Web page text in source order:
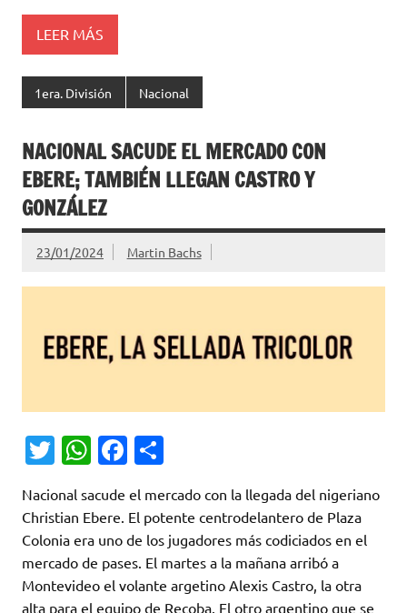
LEER MÁS
1era. División Nacional
NACIONAL SACUDE EL MERCADO CON
EBERE; TAMBIÉN LLEGAN CASTRO Y
GONZÁLEZ
23/01/2024 Martin Bachs
T
it
te
r
W
at
s
A
p
Fa
e
b
o
o
m
p
ar
ti
Nacional sacude el mercado con la llegada del nigeriano
Christian Ebere. El potente centrodelantero de Plaza
Colonia era uno de los jugadores más codiciados en el
mercado de pases. El martes a la mañana arribó a
Montevideo el volante argetino Alexis Castro, la otra
alta para el equipo de Recoba. El otro argentino que se